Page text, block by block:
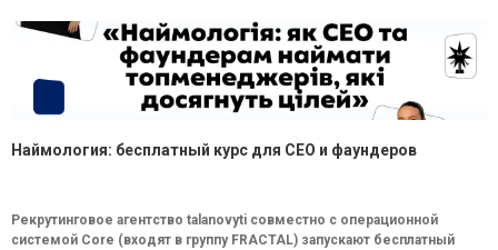
Наймология: бесплатный курс для CEO и фаундеров
Рекрутинговое агентство talanovyti совместно с операционной
системой Core (входят в группу FRACTAL) запускают бесплатный